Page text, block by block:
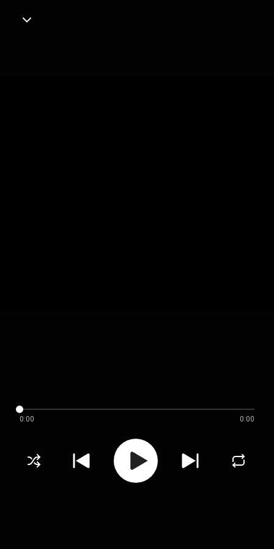
0:00 0:00